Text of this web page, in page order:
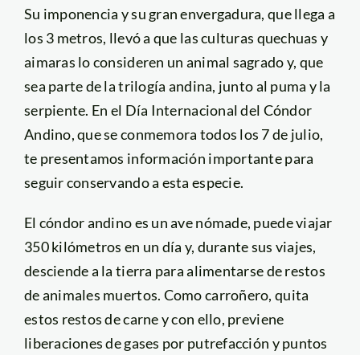
Su imponencia y su gran envergadura, que llega a
los 3 metros, llevó a que las culturas quechuas y
aimaras lo consideren un animal sagrado y, que
sea parte de la trilogía andina, junto al puma y la
serpiente. En el Día Internacional del Cóndor
Andino, que se conmemora todos los 7 de julio,
te presentamos información importante para
seguir conservando a esta especie.
El cóndor andino es un ave nómade, puede viajar
350 kilómetros en un día y, durante sus viajes,
desciende a la tierra para alimentarse de restos
de animales muertos. Como carroñero, quita
estos restos de carne y con ello, previene
liberaciones de gases por putrefacción y puntos